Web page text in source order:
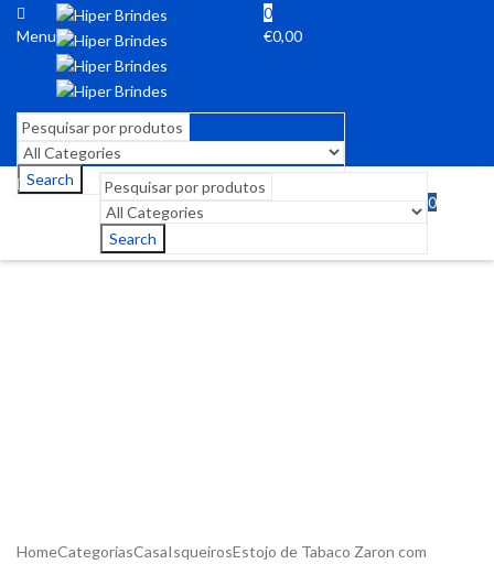
Menu
0
€0,00
Search
Search
0
HomeCategoriasCasaIsqueirosEstojo de Tabaco Zaron com